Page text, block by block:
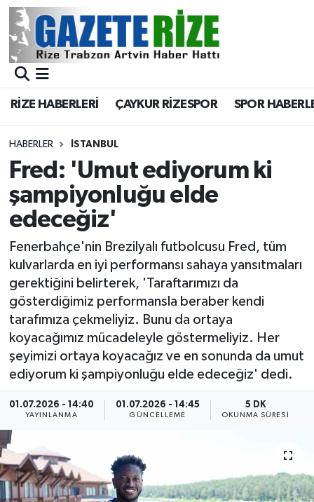
RİZE HABERLERİ ÇAYKUR RİZESPOR SPOR
HABERLER İSTANBUL
Fred: 'Umut ediyorum ki
şampiyonluğu elde
edeceğiz'
Fenerbahçe'nin Brezilyalı futbolcusu Fred, tüm
kulvarlarda en iyi performansı sahaya yansıtmaları
gerektiğini belirterek, 'Taraftarımızı da
gösterdiğimiz performansla beraber kendi
tarafımıza çekmeliyiz. Bunu da ortaya
koyacağımız mücadeleyle göstermeliyiz. Her
şeyimizi ortaya koyacağız ve en sonunda da umut
ediyorum ki şampiyonluğu elde edeceğiz' dedi.
01.07.2026 - 14:40
YAYINLANMA
01.07.2026 - 14:45
GÜNCELLEME
5 DK
OKUNMA SÜRESI
BÖLGEMİZ
Asayiş
Rize Jandarma Komutanlığı
Bilim Teknoloji
Advertising news
Canlı Maç
ÇEVRE
Dış Haberler
Dünya
EKONOMİ
Merkez Nöbetçi Eczaneler
Merkez Trafik Yoğunluk Haritası
Süper Lig Puan Durumu ve Fikstür
Tüm Manşetler
Son Dakika Haberleri
Haber Arşivi